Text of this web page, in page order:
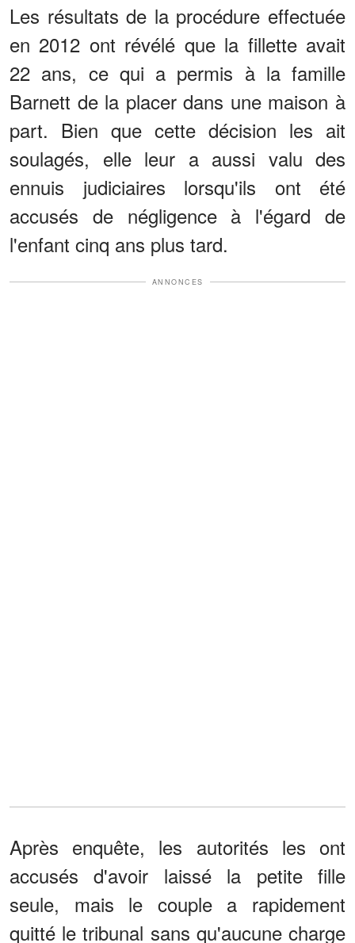
Les résultats de la procédure effectuée
en 2012 ont révélé que la fillette avait
22 ans, ce qui a permis à la famille
Barnett de la placer dans une maison à
part. Bien que cette décision les ait
soulagés, elle leur a aussi valu des
ennuis judiciaires lorsqu'ils ont été
accusés de négligence à l'égard de
l'enfant cinq ans plus tard.
ANNONCES
Après enquête, les autorités les ont
accusés d'avoir laissé la petite fille
seule, mais le couple a rapidement
quitté le tribunal sans qu'aucune charge